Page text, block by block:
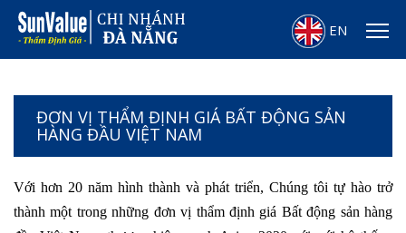
EN
ĐƠN VỊ THẨM ĐỊNH GIÁ BẤT ĐỘNG SẢN
HÀNG ĐẦU VIỆT NAM
Với hơn 20 năm hình thành và phát triển, Chúng tôi tự hào trở
thành một trong những đơn vị thẩm định giá Bất động sản hàng